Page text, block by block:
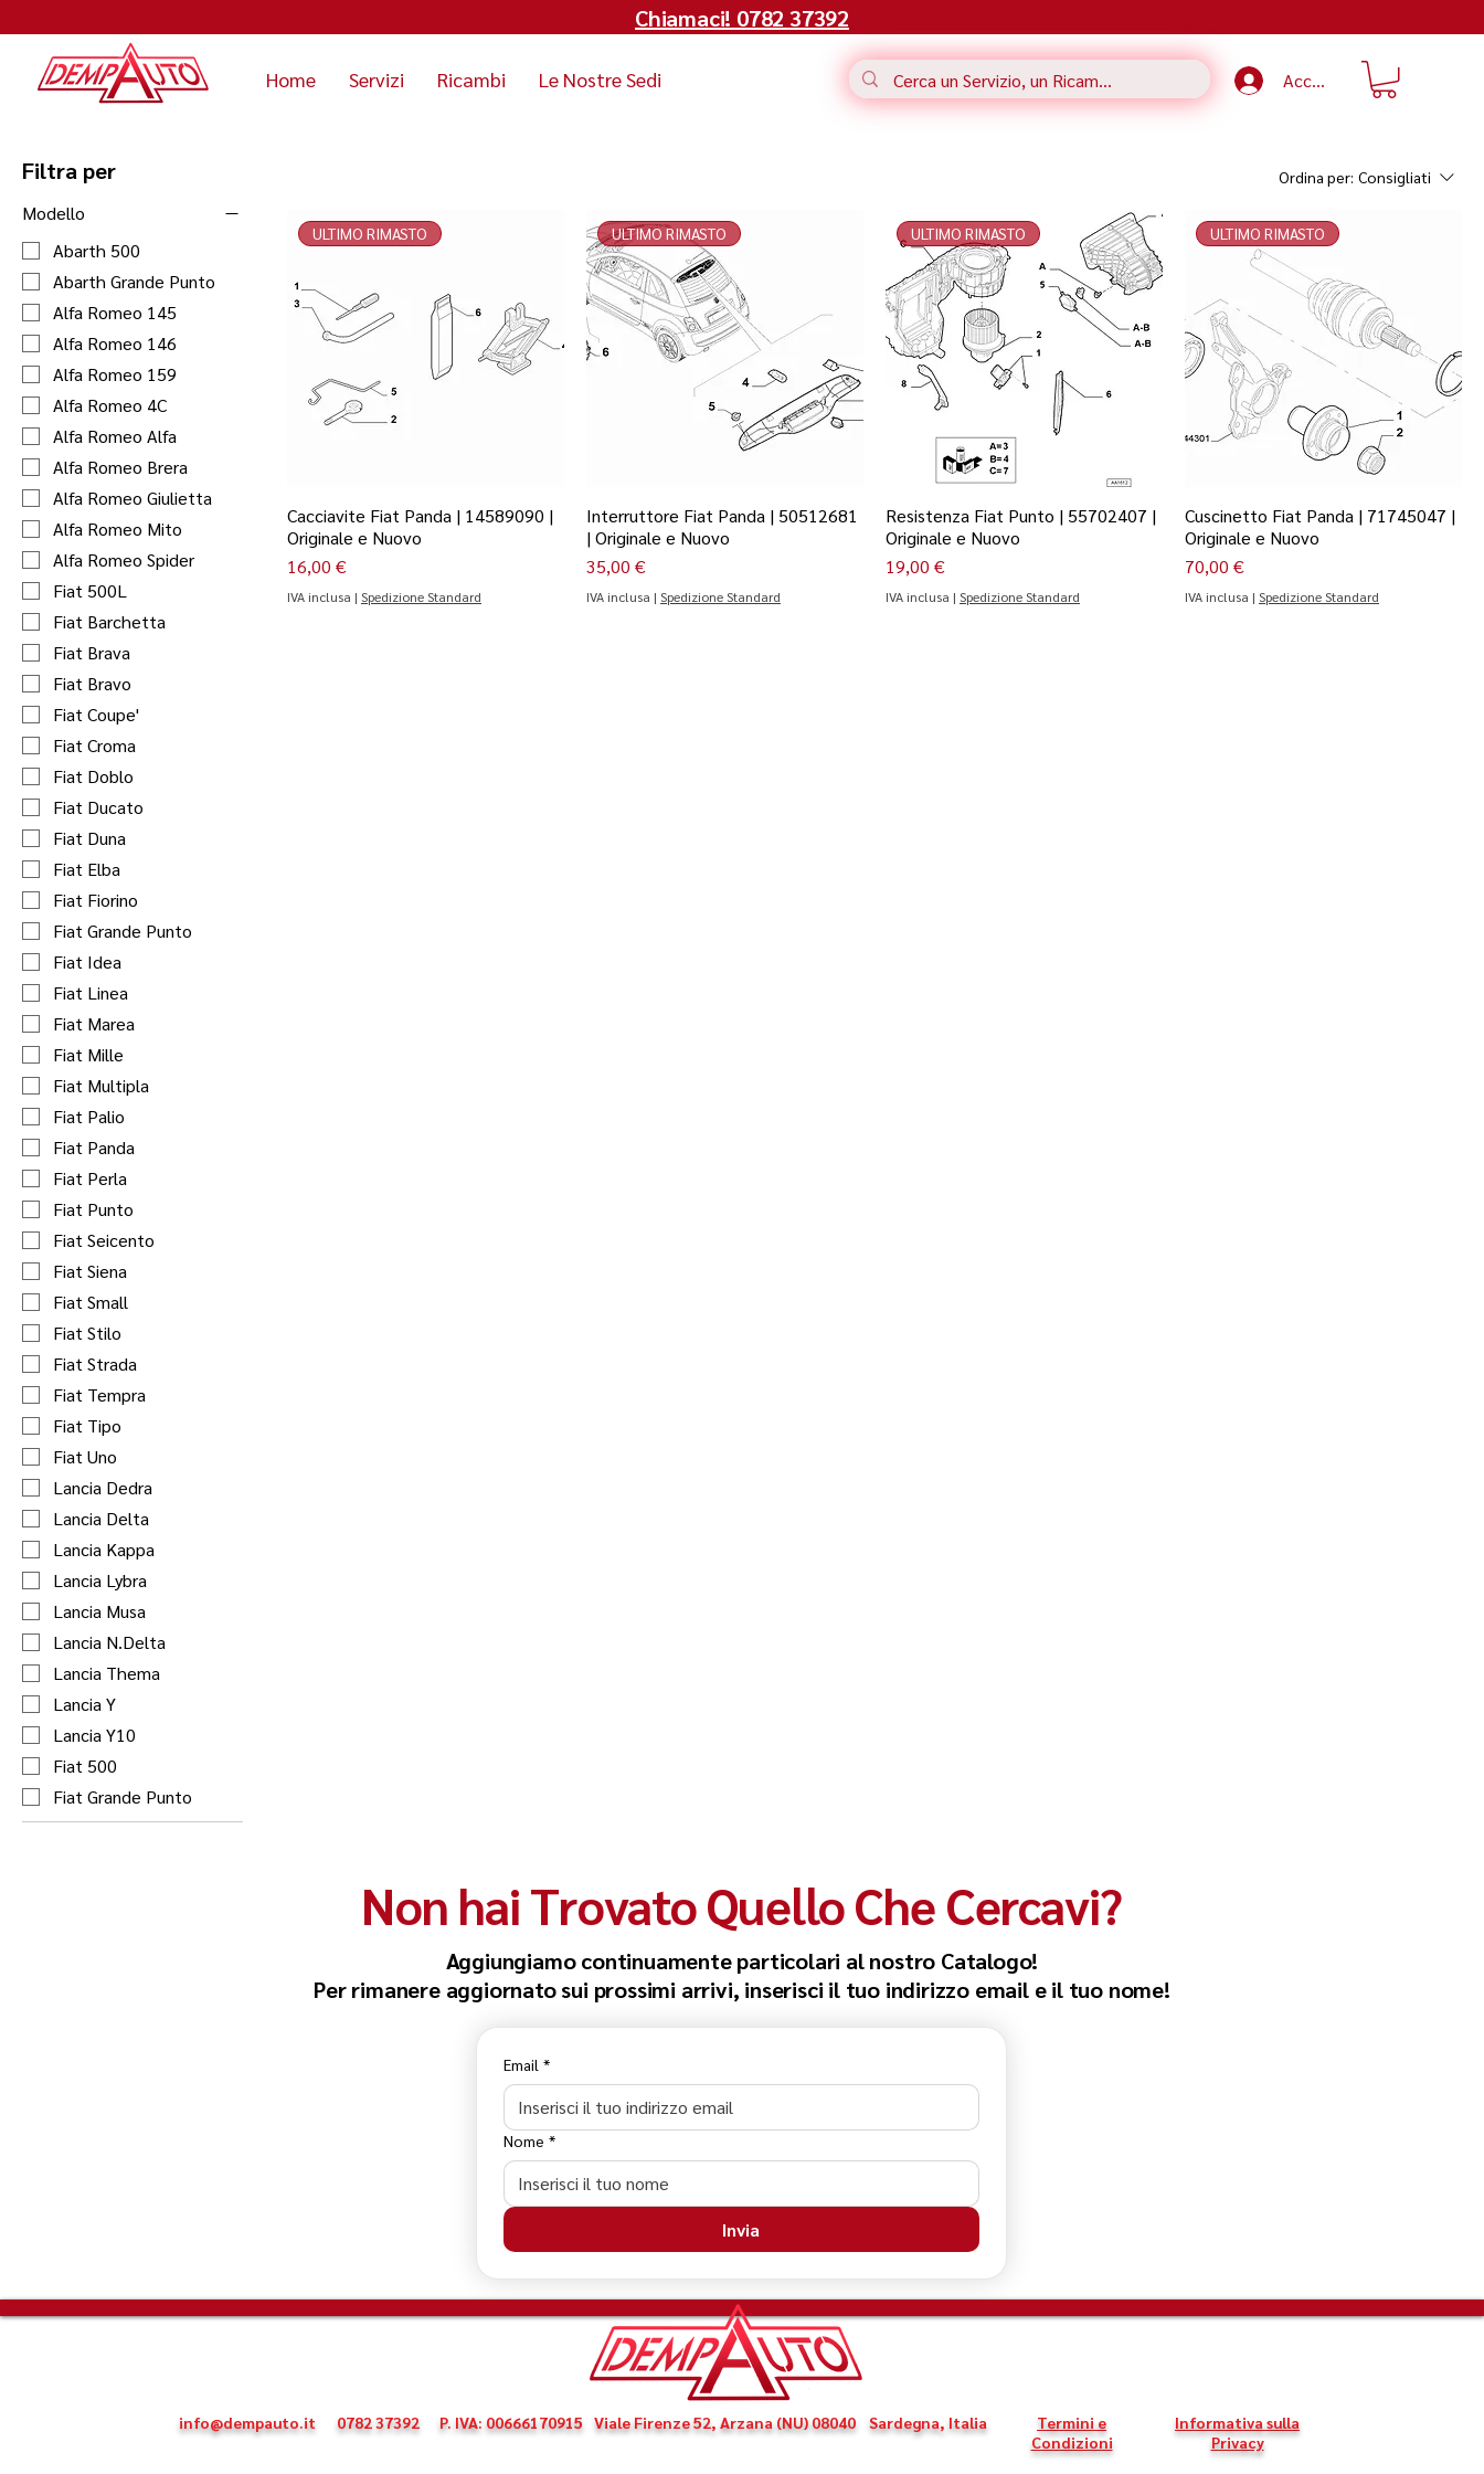
Chiamaci! 0782 37392
Accedi
Home Servizi Ricambi Le Nostre Sedi
Filtra per
Modello
Abarth 500
Abarth Grande Punto
Alfa Romeo 145
Alfa Romeo 146
Alfa Romeo 159
Alfa Romeo 4C
Alfa Romeo Alfa
Alfa Romeo Brera
Alfa Romeo Giulietta
Alfa Romeo Mito
Alfa Romeo Spider
Fiat 500L
Fiat Barchetta
Fiat Brava
Fiat Bravo
Fiat Coupe'
Fiat Croma
Fiat Doblo
Fiat Ducato
Fiat Duna
Fiat Elba
Fiat Fiorino
Fiat Grande Punto
Fiat Idea
Fiat Linea
Fiat Marea
Fiat Mille
Fiat Multipla
Fiat Palio
Fiat Panda
Fiat Perla
Fiat Punto
Fiat Seicento
Fiat Siena
Fiat Small
Fiat Stilo
Fiat Strada
Fiat Tempra
Fiat Tipo
Fiat Uno
Lancia Dedra
Lancia Delta
Lancia Kappa
Lancia Lybra
Lancia Musa
Lancia N.Delta
Lancia Thema
Lancia Y
Lancia Y10
Fiat 500
Fiat Grande Punto
Ordina per: Consigliati
ULTIMO RIMASTO
Cacciavite Fiat Panda | 14589090 |
Originale e Nuovo
Prezzo
16,00 €
IVA inclusa | Spedizione Standard
ULTIMO RIMASTO
Interruttore Fiat Panda | 50512681
| Originale e Nuovo
Prezzo
35,00 €
IVA inclusa | Spedizione Standard
ULTIMO RIMASTO
Resistenza Fiat Punto | 55702407 |
Originale e Nuovo
Prezzo
19,00 €
IVA inclusa | Spedizione Standard
ULTIMO RIMASTO
Cuscinetto Fiat Panda | 71745047 |
Originale e Nuovo
Prezzo
70,00 €
IVA inclusa | Spedizione Standard
Non hai Trovato Quello Che Cercavi?
Aggiungiamo continuamente particolari al nostro Catalogo!
Per rimanere aggiornato sui prossimi arrivi, inserisci il tuo indirizzo email e il tuo nome!
Email *
Nome *
Invia
info@dempauto.it 0782 37392 P. IVA: 00666170915 Viale Firenze 52, Arzana (NU) 08040 Sardegna, Italia
Termini e
Condizioni
Informativa sulla
Privacy